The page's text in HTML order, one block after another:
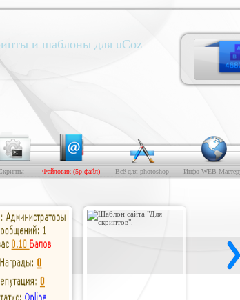
и шаблоны для uCoz
Файловик (5р файл) Всё для photoshop Инфо WEB-